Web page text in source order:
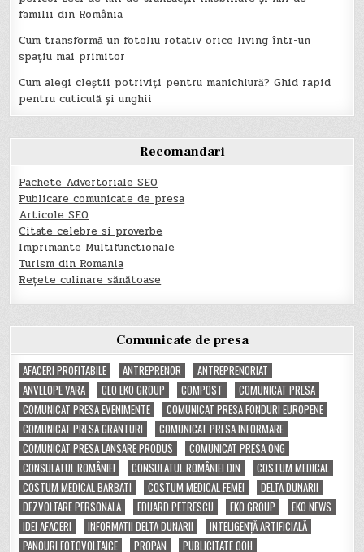
familii din România
Cum transformă un fotoliu rotativ orice living într-un
spațiu mai primitor
Cum alegi cleștii potriviți pentru manichiură? Ghid rapid
pentru cuticulă și unghii
Recomandari
Pachete Advertoriale SEO
Publicare comunicate de presa
Articole SEO
Citate celebre si proverbe
Imprimante Multifunctionale
Turism din Romania
Rețete culinare sănătoase
Comunicate de presa
AFACERI PROFITABILE
ANTREPRENOR
ANTREPRENORIAT
ANVELOPE VARA
CEO EKO GROUP COMPOST
COMUNICAT PRESA
COMUNICAT PRESA EVENIMENTE
COMUNICAT PRESA FONDURI EUROPENE
COMUNICAT PRESA GRANTURI
COMUNICAT PRESA INFORMARE
COMUNICAT PRESA LANSARE PRODUS
COMUNICAT PRESA ONG
CONSULATUL ROMÂNIEI
CONSULATUL ROMÂNIEI DIN
COSTUM MEDICAL
COSTUM MEDICAL BARBATI
COSTUM MEDICAL FEMEI
DELTA DUNARII
DEZVOLTARE PERSONALA
EDUARD PETRESCU EKO GROUP
EKO NEWS
IDEI AFACERI
INFORMATII DELTA DUNARII
INTELIGENȚĂ ARTIFICIALĂ
PANOURI FOTOVOLTAICE
PROPAN PUBLICITATE OOH